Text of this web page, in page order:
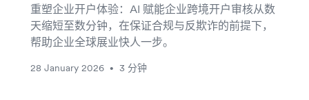
重塑企业开户体验：AI 赋能企业跨境开户审核从数
天缩短至数分钟，在保证合规与反欺诈的前提下，
帮助企业全球展业快人一步。
28 January 2026 • 3 分钟